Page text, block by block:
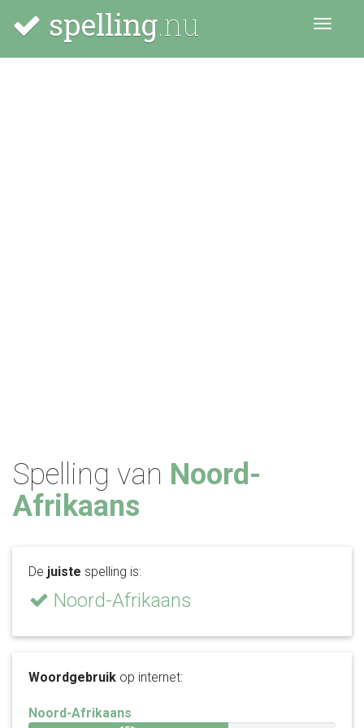
spelling.nu Menu
Spelling van Noord-
Afrikaans
De juiste spelling is:
Noord-Afrikaans
Woordgebruik op internet:
Noord-Afrikaans